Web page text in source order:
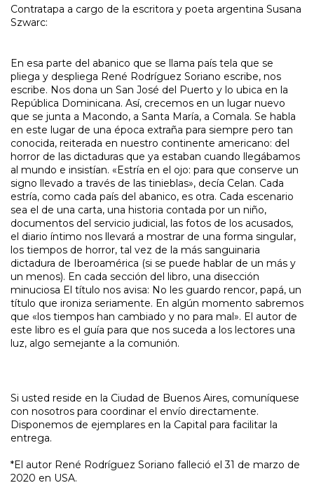
Contratapa a cargo de la escritora y poeta argentina Susana
Szwarc:
En esa parte del abanico que se llama país tela que se
pliega y despliega René Rodríguez Soriano escribe, nos
escribe. Nos dona un San José del Puerto y lo ubica en la
República Dominicana. Así, crecemos en un lugar nuevo
que se junta a Macondo, a Santa María, a Comala. Se habla
en este lugar de una época extraña para siempre pero tan
conocida, reiterada en nuestro continente americano: del
horror de las dictaduras que ya estaban cuando llegábamos
al mundo e insistían. «Estría en el ojo: para que conserve un
signo llevado a través de las tinieblas», decía Celan. Cada
estría, como cada país del abanico, es otra. Cada escenario
sea el de una carta, una historia contada por un niño,
documentos del servicio judicial, las fotos de los acusados,
el diario íntimo nos llevará a mostrar de una forma singular,
los tiempos de horror, tal vez de la más sanguinaria
dictadura de Iberoamérica (si se puede hablar de un más y
un menos). En cada sección del libro, una disección
minuciosa El título nos avisa: No les guardo rencor, papá, un
título que ironiza seriamente. En algún momento sabremos
que «los tiempos han cambiado y no para mal». El autor de
este libro es el guía para que nos suceda a los lectores una
luz, algo semejante a la comunión.
Si usted reside en la Ciudad de Buenos Aires, comuníquese
con nosotros para coordinar el envío directamente.
Disponemos de ejemplares en la Capital para facilitar la
entrega.
*El autor René Rodríguez Soriano falleció el 31 de marzo de
2020 en USA.